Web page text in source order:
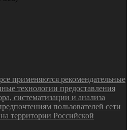
применяются рекомендательные
технологии предоставления
систематизации и анализа
пользователей сети
территории Российской